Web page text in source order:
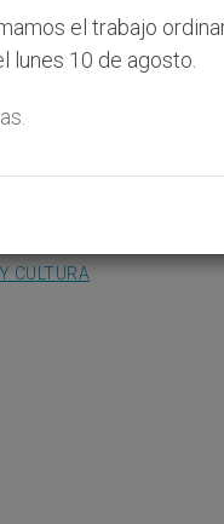
de
concierto le
CULTURA
el trabajo
lunes 10 de agosto.